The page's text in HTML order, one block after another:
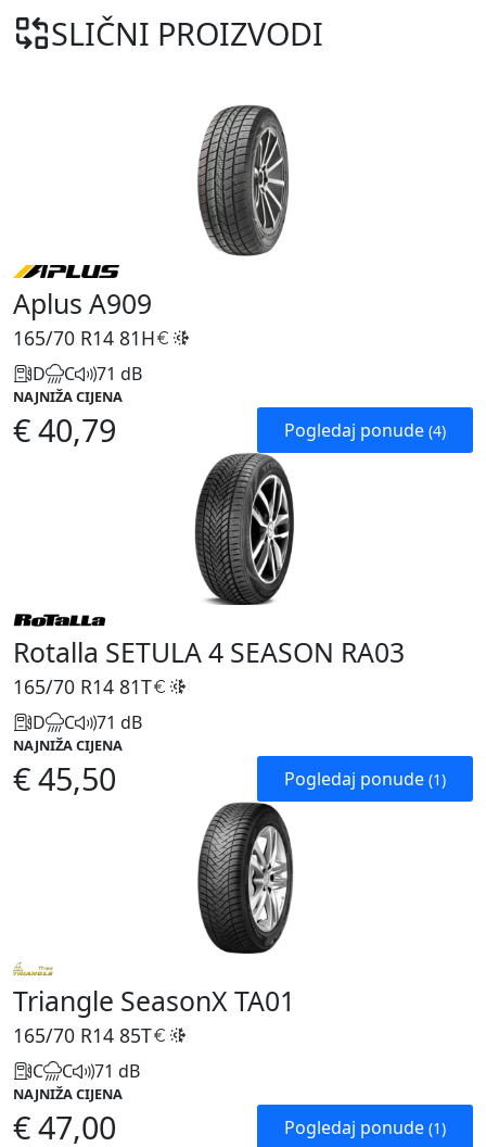
SLIČNI PROIZVODI
Aplus A909
165/70 R14 81H
D C 71 dB
NAJNIŽA CIJENA
€ 40,79 Pogledaj ponude (4)
Rotalla SETULA 4 SEASON RA03
165/70 R14 81T
D C 71 dB
NAJNIŽA CIJENA
€ 45,50 Pogledaj ponude (1)
Triangle SeasonX TA01
165/70 R14 85T
C C 71 dB
NAJNIŽA CIJENA
€ 47,00 Pogledaj ponude (1)